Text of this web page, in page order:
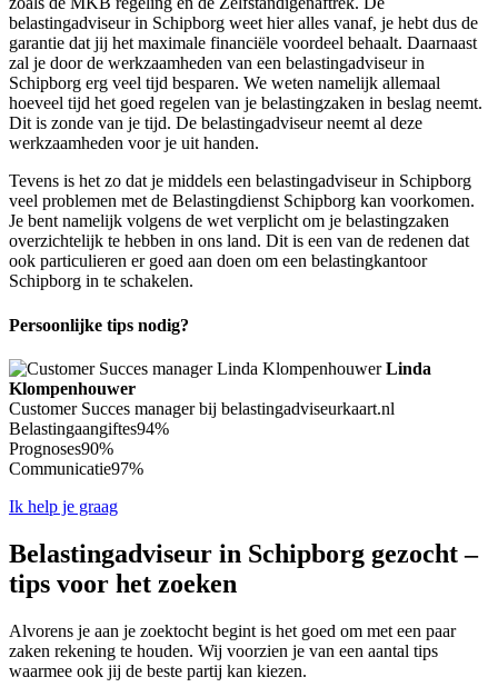
belastingadviseur in Schipborg weet hier alles vanaf, je hebt dus de
garantie dat jij het maximale financiële voordeel behaalt. Daarnaast
zal je door de werkzaamheden van een belastingadviseur in
Schipborg erg veel tijd besparen. We weten namelijk allemaal
hoeveel tijd het goed regelen van je belastingzaken in beslag neemt.
Dit is zonde van je tijd. De belastingadviseur neemt al deze
werkzaamheden voor je uit handen.
Tevens is het zo dat je middels een belastingadviseur in Schipborg
veel problemen met de Belastingdienst Schipborg kan voorkomen.
Je bent namelijk volgens de wet verplicht om je belastingzaken
overzichtelijk te hebben in ons land. Dit is een van de redenen dat
ook particulieren er goed aan doen om een belastingkantoor
Schipborg in te schakelen.
Persoonlijke tips nodig?
Linda
Klompenhouwer
Customer Succes manager bij belastingadviseurkaart.nl
Belastingaangiftes94%
Prognoses90%
Communicatie97%
Ik help je graag
Belastingadviseur in Schipborg gezocht –
tips voor het zoeken
Alvorens je aan je zoektocht begint is het goed om met een paar
zaken rekening te houden. Wij voorzien je van een aantal tips
waarmee ook jij de beste partij kan kiezen.